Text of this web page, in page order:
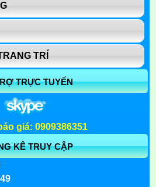
TRÍ
TRỰC TUYẾN
giá: 0909386351
KÊ TRUY CẬP